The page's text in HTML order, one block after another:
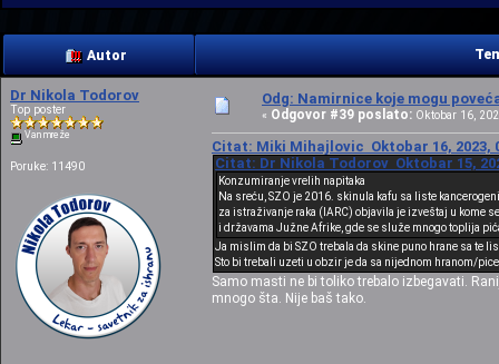
Autor
Dr Nikola Todorov
Top poster
Van mreže
Poruke: 11490
Odg: Namirnice koje mogu
« Odgovor #39 poslato: Oktobar 16,
Citat: Miki Mihajlovic Oktobar 16, 2023,
Citat: Dr Nikola Todorov Oktobar 15,
Konzumiranje vrelih napitaka
Na sreću, SZO je 2016. skinula kafu sa liste
za istraživanje raka (IARC) objavila je izveštaj u kome
i državama Južne Afrike, gde se služe mnogo toplija
Ja mislim da bi SZO trebala da skine puno hrane sa te
Sto bi trebali uzeti u obzir je da sa nijednom hranom/
Samo masti ne bi toliko trebalo izbegavati.
mnogo šta. Nije baš tako.